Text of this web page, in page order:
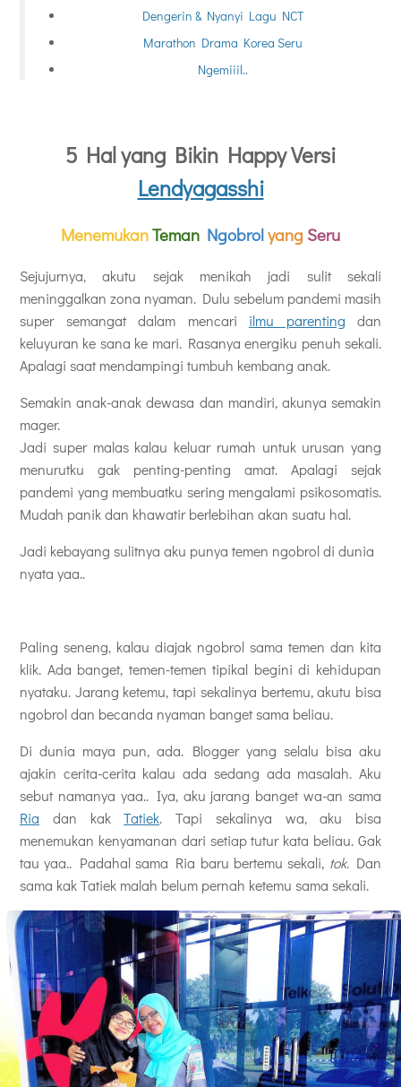
Dengerin & Nyanyi Lagu NCT
Marathon Drama Korea Seru
Ngemiiil..
5 Hal yang Bikin Happy Versi
Lendyagasshi
MenemukanTeman Ngobrolyang Seru
Sejujurnya, akutu sejak menikah jadi sulit sekali
meninggalkan zona nyaman. Dulu sebelum pandemi masih
super semangat dalam mencari ilmu parenting dan
keluyuran ke sana ke mari. Rasanya energiku penuh sekali.
Apalagi saat mendampingi tumbuh kembang anak.
Semakin anak-anak dewasa dan mandiri, akunya semakin
mager.
Jadi super malas kalau keluar rumah untuk urusan yang
menurutku gak penting-penting amat. Apalagi sejak
pandemi yang membuatku sering mengalami psikosomatis.
Mudah panik dan khawatir berlebihan akan suatu hal.
Jadi kebayang sulitnya aku punya temen ngobrol di dunia
nyata yaa..
Paling seneng, kalau diajak ngobrol sama temen dan kita
klik. Ada banget, temen-temen tipikal begini di kehidupan
nyataku. Jarang ketemu, tapi sekalinya bertemu, akutu bisa
ngobrol dan becanda nyaman banget sama beliau.
Di dunia maya pun, ada. Blogger yang selalu bisa aku
ajakin cerita-cerita kalau ada sedang ada masalah. Aku
sebut namanya yaa.. Iya, aku jarang banget wa-an sama
Ria dan kakTatiek. Tapi sekalinya wa, aku bisa
menemukan kenyamanan dari setiap tutur kata beliau. Gak
tau yaa.. Padahal sama Ria baru bertemu sekali, tok. Dan
sama kak Tatiek malah belum pernah ketemu sama sekali.